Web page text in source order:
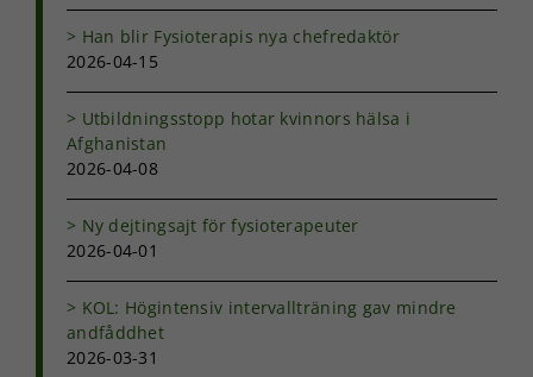
Han blir Fysioterapis nya chefredaktör
2026-04-15
Utbildningsstopp hotar kvinnors hälsa i
Afghanistan
2026-04-08
Ny dejtingsajt för fysioterapeuter
2026-04-01
KOL: Högintensiv intervallträning gav mindre
andfåddhet
2026-03-31